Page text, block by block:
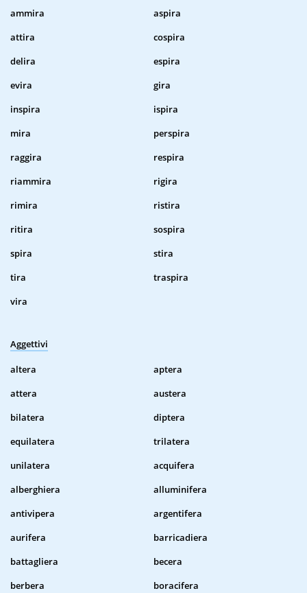
ammira
aspira
attira
cospira
delira
espira
evira
gira
inspira
ispira
mira
perspira
raggira
respira
riammira
rigira
rimira
ristira
ritira
sospira
spira
stira
tira
traspira
vira
Aggettivi
altera
aptera
attera
austera
bilatera
diptera
equilatera
trilatera
unilatera
acquifera
alberghiera
alluminifera
antivipera
argentifera
aurifera
barricadiera
battagliera
becera
berbera
boracifera